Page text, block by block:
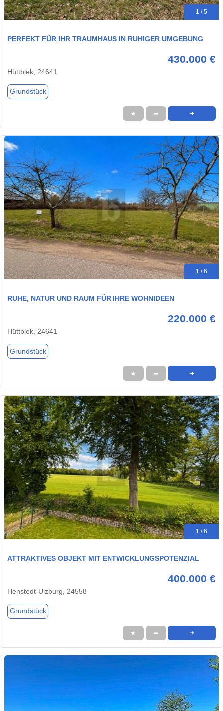
1 / 5
PERFEKT FÜR IHR TRAUMHAUS IN RUHIGER UMGEBUNG
430.000 €
Hüttblek, 24641
Grundstück
★ ➦ ➜
1 / 6
RUHE, NATUR UND RAUM FÜR IHRE WOHNIDEEN
220.000 €
Hüttblek, 24641
Grundstück
★ ➦ ➜
1 / 6
ATTRAKTIVES OBJEKT MIT ENTWICKLUNGSPOTENZIAL
400.000 €
Henstedt-Ulzburg, 24558
Grundstück
★ ➦ ➜